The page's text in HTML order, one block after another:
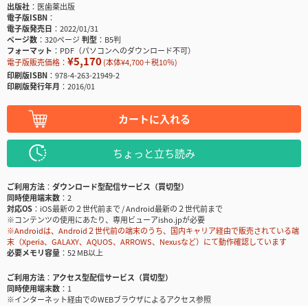
出版社
医歯薬出版
電子版ISBN
電子版発売日
2022/01/31
ページ数
320ページ判型
B5判
フォーマット
PDF（パソコンへのダウンロード不可）
電子版販売価格： ¥5,170(本体¥4,700＋税10％)
印刷版ISBN
978-4-263-21949-2
印刷版発行年月
2016/01
カートに入れる
ちょっと立ち読み
ご利用方法
ダウンロード型配信サービス（買切型）
同時使用端末数
2
対応OS
iOS最新の２世代前まで / Android最新の２世代前まで
※コンテンツの使用にあたり、専用ビューアisho.jpが必要
※Androidは、Android２世代前の端末のうち、国内キャリア経由で販売されている端
末（Xperia、GALAXY、AQUOS、ARROWS、Nexusなど）にて動作確認しています
必要メモリ容量
52 MB以上
ご利用方法
アクセス型配信サービス（買切型）
同時使用端末数
1
※インターネット経由でのWEBブラウザによるアクセス参照